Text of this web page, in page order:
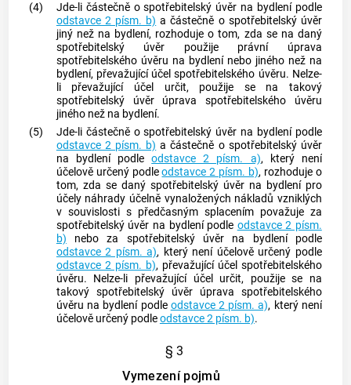
(4)
Jde-li částečně ospotřebitelský úvěr na bydlení podle
odstavce 2 písm. b) a částečně o spotřebitelský úvěr
jiný než na bydlení, rozhoduje o tom, zda se na daný
spotřebitelský úvěr použije právní úprava
spotřebitelského úvěru na bydlení nebo jiného než na
bydlení, převažující účelspotřebitelského úvěru. Nelze-
li převažující účel určit, použije se na takový
spotřebitelský úvěrúpravaspotřebitelského úvěru
jiného než na bydlení.
(5)
Jde-li částečně ospotřebitelský úvěr na bydlení podle
odstavce 2 písm. b) a částečně o spotřebitelský úvěr
na bydlení podleodstavce 2 písm. a), který není
účelově určený podleodstavce 2 písm. b), rozhoduje o
tom, zda se daný spotřebitelský úvěrna bydlení pro
účely náhrady účelně vynaložených nákladů vzniklých
v souvislosti s předčasným splacením považuje za
spotřebitelský úvěr na bydlení podle odstavce 2 písm.
b) nebo za spotřebitelský úvěrna bydlení podle
odstavce 2 písm. a), který není účelově určený podle
odstavce 2 písm. b), převažující účel spotřebitelského
úvěru. Nelze-li převažující účel určit, použije se na
takový spotřebitelský úvěrúprava spotřebitelského
úvěru na bydlení podle odstavce 2 písm. a), který není
účelově určený podleodstavce 2 písm. b).
§ 3
Vymezení pojmů